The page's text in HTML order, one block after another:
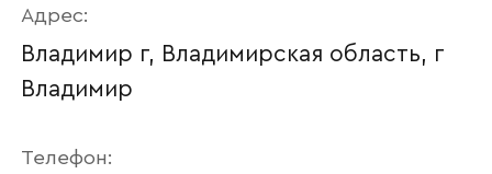
Адрес:
Владимир г, Владимирская область, г
Владимир
Телефон: